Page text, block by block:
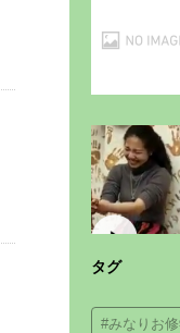
タグ
#みなりお